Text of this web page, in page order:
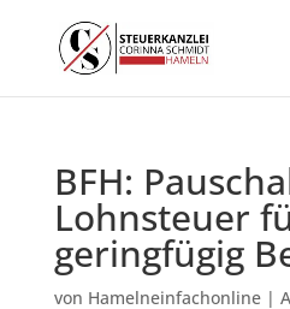
BFH:
Lohnsteuer
geringfügig
von Hamelneinfachonline|